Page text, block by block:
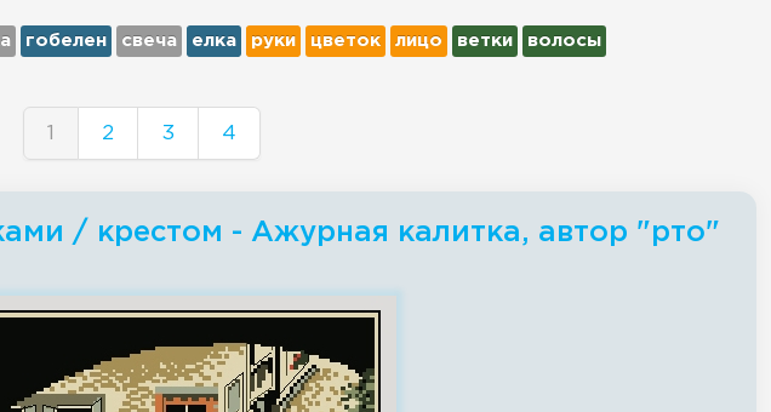
гобелен свеча елка руки цветок лицо ветки волосы
1 2 3 4
/ крестом - Ажурная калитка, автор "рто"